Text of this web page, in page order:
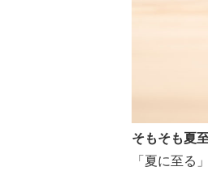
そもそも夏
「夏に至る